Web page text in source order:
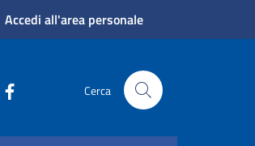
Accedi all'area personale
Cerca